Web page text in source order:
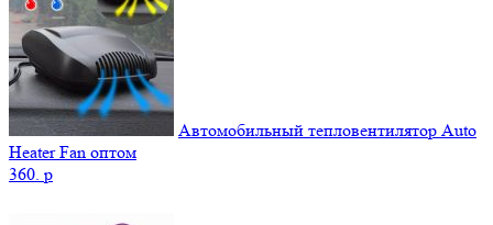
Автомобильный тепловентилятор Auto
Heater Fan оптом
360. p